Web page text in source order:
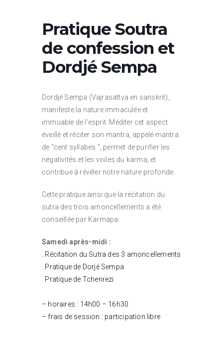
Pratique Soutra
de confession et
Dordjé Sempa
Dordjé Sempa (Vajrasattva en sanskrit),
manifeste la nature immaculée et
immuable de l’esprit. Méditer cet aspect
éveillé et réciter son mantra, appelé mantra
de “cent syllabes ”, permet de purifier les
négativités et les voiles du karma, et
contribue à révéler notre nature profonde.
Cette pratique ainsi que la récitation du
sutra des trois amoncellements a été
conseillée par Karmapa.
Samedi après-midi :
. Récitation du Sutra des 3 amoncellements
. Pratique de Dorjé Sempa
. Pratique de Tchenrezi
– horaires : 14h00 – 16h30
– frais de session : participation libre